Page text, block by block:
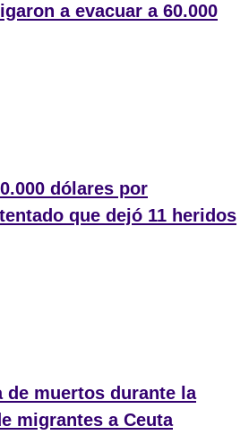
a evacuar a 60.000
dólares por
que dejó 11 heridos
de muertos durante la
migrantes a Ceuta